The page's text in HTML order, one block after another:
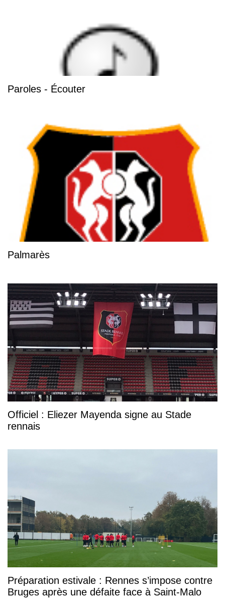
Paroles - Écouter
Palmarès
Officiel : Eliezer Mayenda signe au Stade
rennais
Préparation estivale : Rennes s’impose contre
Bruges après une défaite face à Saint-Malo